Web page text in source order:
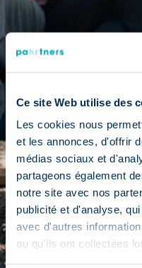
Ce site Web utilise des
Les cookies nous
et les annonces, d'offrir
médias sociaux et
partageons également
notre site avec nos
publicité et d'analyse,
avec d'autres
ou qu'ils ont collectées